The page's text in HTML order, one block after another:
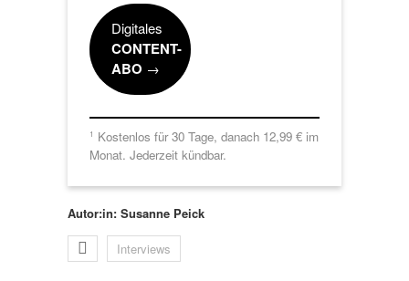
Digitales
CONTENT-
ABO →
1 Kostenlos für 30 Tage, danach 12,99 € im
Monat. Jederzeit kündbar.
Autor:in: Susanne Peick
Interviews